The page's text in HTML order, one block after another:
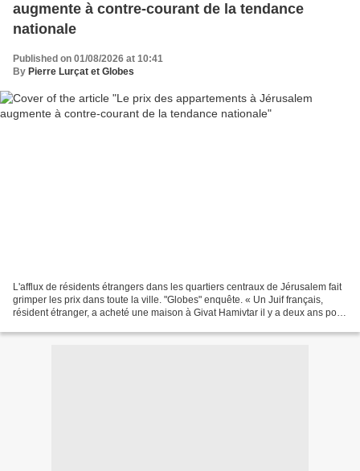
augmente à contre-courant de la tendance
nationale
Published on 01/08/2026 at 10:41
By Pierre Lurçat et Globes
L'afflux de résidents étrangers dans les quartiers centraux de Jérusalem fait
grimper les prix dans toute la ville. "Globes" enquête. « Un Juif français,
résident étranger, a acheté une maison à Givat Hamivtar il y a deux ans pour